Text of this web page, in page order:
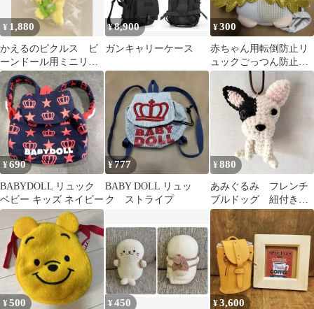
¥ 1,880
かえるのピクルス ビ
ーンドール用ミニリュ
ック イエロー
¥8,900
ガンキャリーケース
¥300
赤ちゃん用転倒防止リ
ュックごっつん防止ク
ッション
¥690
BABYDOLL リュック
ベビー キッズ ネイビー
¥777
BABY DOLL リュッ
ク ストライプ
¥880
あみぐるみ フレンチ
ブルドッグ 紐付き
EN123
¥500 ¥450 ¥3,600